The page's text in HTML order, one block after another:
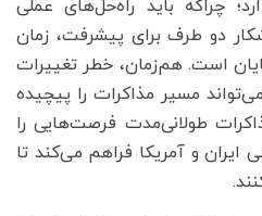
چراکه باید راه‌حل‌های عملی
دو طرف برای پیشرفت، زمان
است. هم‌زمان، خطر تغییرات
مسیر مذاکرات را پیچیده
طولانی‌مدت فرصت‌هایی را
ایران و آمریکا فراهم می‌کند تا